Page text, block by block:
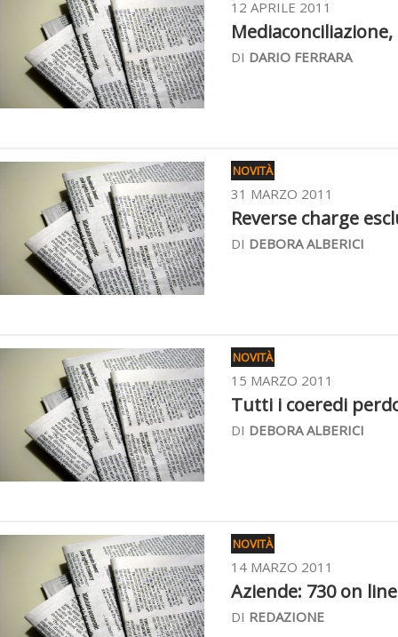
12 APRILE 2011
Mediaconciliazione,
DI DARIO FERRARA
NOVITÀ
31 MARZO 2011
Reverse charge
DI DEBORA ALBERICI
NOVITÀ
15 MARZO 2011
Tutti i coeredi
DI DEBORA ALBERICI
NOVITÀ
14 MARZO 2011
Aziende: 730 on
DI REDAZIONE